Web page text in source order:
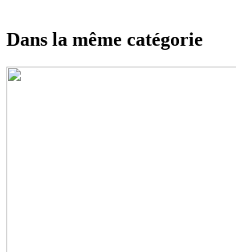
Dans la même catégorie